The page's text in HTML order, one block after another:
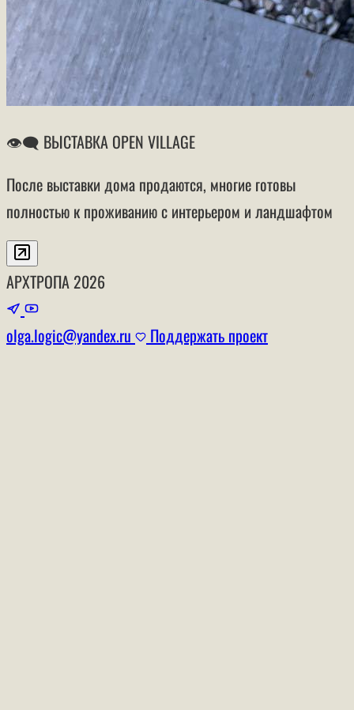
👁‍🗨 ВЫСТАВКА OPEN VILLAGE
После выставки дома продаются, многие готовы
полностью к проживанию с интерьером и ландшафтом
АРХТРОПА 2026
olga.logic@yandex.ru Поддержать проект